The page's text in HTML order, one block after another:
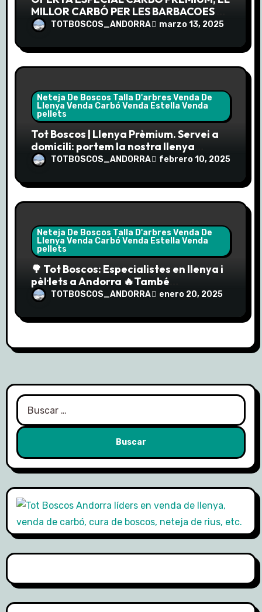
d
MILLOR CARBÓ PER LES BARBACOES DE
LA PRIMAVERA
TOTBOSCOS_ANDORRA marzo 13, 2025
Neteja De Boscos Talla D'arbres Venda De
Llenya Venda Carbó Venda Estella Venda
pellets
Tot Boscos | Llenya Prèmium. Servei a
domicili: portem la nostra llenya
prèmium directament a la teva porta.
TOTBOSCOS_ANDORRA febrero 10, 2025
Neteja De Boscos Talla D'arbres Venda De
Llenya Venda Carbó Venda Estella Venda
pellets
🌳 Tot Boscos: Especialistes en llenya i
pèl·lets a Andorra 🔥També
comercialitzem els pèl·lets “Enerbío”
TOTBOSCOS_ANDORRA enero 20, 2025
Buscar: